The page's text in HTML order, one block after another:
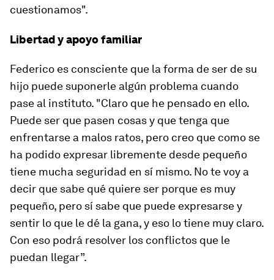
cuestionamos".
Libertad y apoyo familiar
Federico es consciente que la forma de ser de su
hijo puede suponerle algún problema cuando
pase al instituto. "Claro que he pensado en ello.
Puede ser que pasen cosas y que tenga que
enfrentarse a malos ratos, pero creo que como se
ha podido expresar libremente desde pequeño
tiene mucha seguridad en sí mismo. No te voy a
decir que sabe qué quiere ser porque es muy
pequeño, pero sí sabe que puede expresarse y
sentir lo que le dé la gana, y eso lo tiene muy claro.
Con eso podrá resolver los conflictos que le
puedan llegar”.